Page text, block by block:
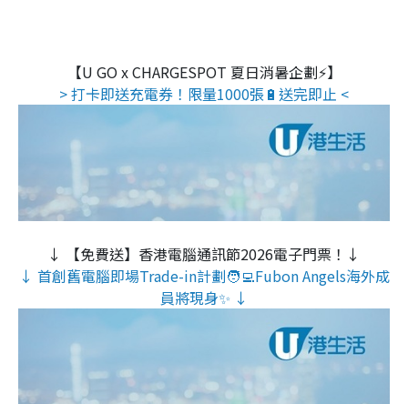
【U GO x CHARGESPOT 夏日消暑企劃⚡】
> 打卡即送充電券！限量1000張🔋送完即止 <
↓ 【免費送】香港電腦通訊節2026電子門票！↓
↓ 首創舊電腦即場Trade-in計劃🧑‍💻Fubon Angels海外成
員將現身✨ ↓